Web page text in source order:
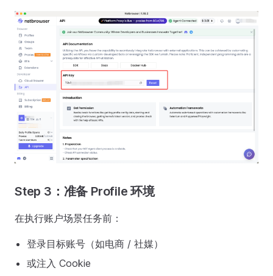
Step 3：准备 Profile 环境
在执行账户场景任务前：
登录目标账号（如电商 / 社媒）
或注入 Cookie